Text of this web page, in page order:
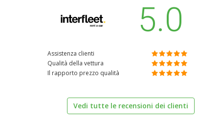
5.0
Assistenza clienti
Qualità della vettura
Il rapporto prezzo qualità
Vedi tutte le recensioni dei clienti